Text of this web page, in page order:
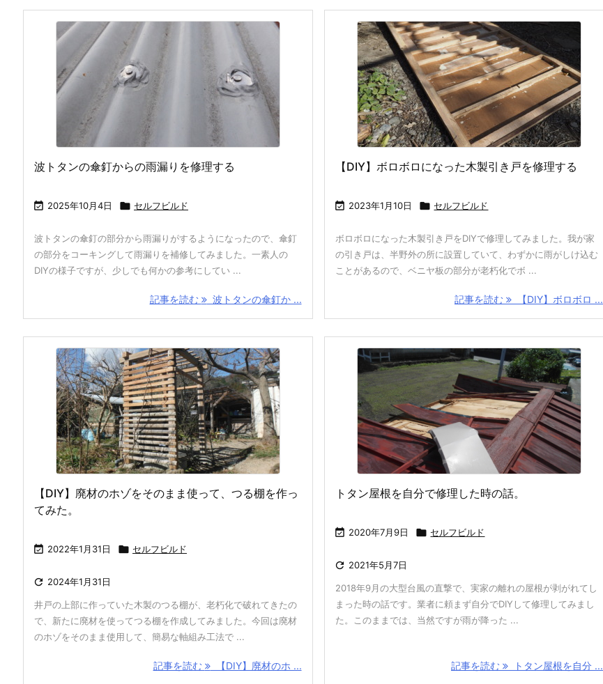
波トタンの傘釘からの雨漏りを修理する
 2025年10月4日  セルフビルド
波トタンの傘釘の部分から雨漏りがするようになったので、傘釘
の部分をコーキングして雨漏りを補修してみました。一素人の
DIYの様子ですが、少しでも何かの参考にしてい ...
記事を読む 波トタンの傘釘か ...
【DIY】ボロボロになった木製引き戸を修理する
 2023年1月10日  セルフビルド
ボロボロになった木製引き戸をDIYで修理してみました。我が家
の引き戸は、半野外の所に設置していて、わずかに雨がしけ込む
ことがあるので、ベニヤ板の部分が老朽化でボ ...
記事を読む 【DIY】ボロボロ ...
【DIY】廃材のホゾをそのまま使って、つる棚を作っ
てみた。
 2022年1月31日  セルフビルド
 2024年1月31日
井戸の上部に作っていた木製のつる棚が、老朽化で破れてきたの
で、新たに廃材を使ってつる棚を作成してみました。今回は廃材
のホゾをそのまま使用して、簡易な軸組み工法で ...
記事を読む 【DIY】廃材のホ ...
トタン屋根を自分で修理した時の話。
 2020年7月9日  セルフビルド
 2021年5月7日
2018年9月の大型台風の直撃で、実家の離れの屋根が剥がれてし
まった時の話です。業者に頼まず自分でDIYして修理してみまし
た。このままでは、当然ですが雨が降った ...
記事を読む トタン屋根を自分 ...